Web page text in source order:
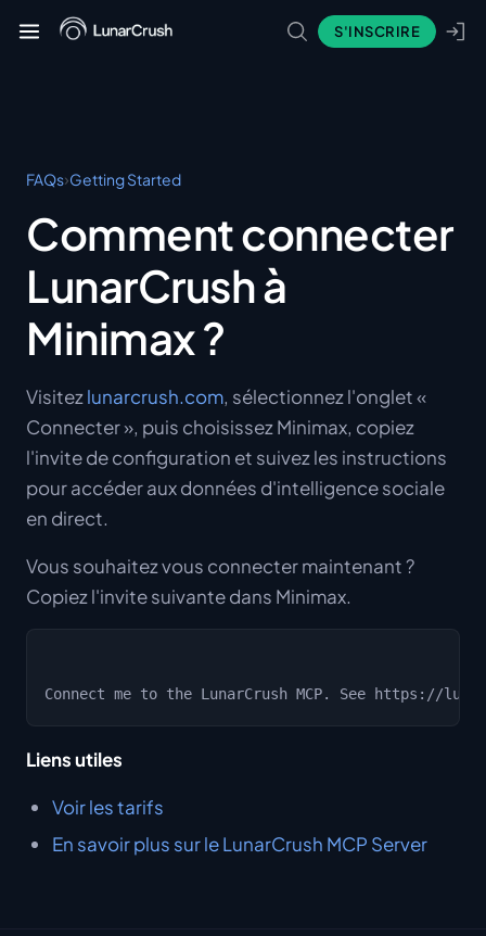
S'INSCRIRE
FAQs›Getting Started
Comment connecter
LunarCrush à
Minimax ?
Visitezlunarcrush.com, sélectionnez l'onglet «
Connecter », puis choisissez Minimax, copiez
l'invite de configuration et suivez les instructions
pour accéder aux données d'intelligence sociale
en direct.
Vous souhaitez vous connecter maintenant ?
Copiez l'invite suivante dans Minimax.
Liens utiles
Voir les tarifs
En savoir plus sur le LunarCrush MCP Server